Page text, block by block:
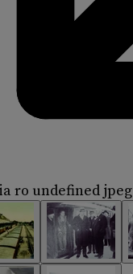
ro undefined jpeg